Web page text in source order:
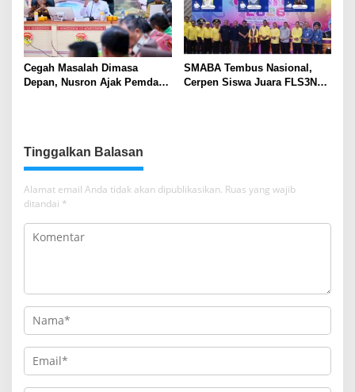
Cegah Masalah Dimasa
Depan, Nusron Ajak Pemda
SMABA Tembus Nasional,
Cerpen Siswa Juara FLS3N
Tinggalkan Balasan
Alamat email Anda tidak akan dipublikasikan. Ruas yang wajib
ditandai *